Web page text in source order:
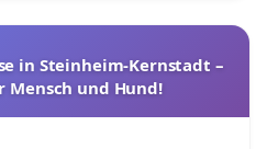
in Steinheim-Kernstadt –
Mensch und Hund!